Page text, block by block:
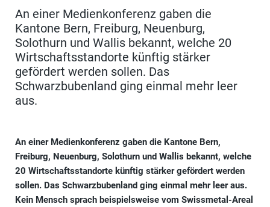
An einer Medienkonferenz gaben die
Kantone Bern, Freiburg, Neuenburg,
Solothurn und Wallis bekannt, welche 20
Wirtschaftsstandorte künftig stärker
gefördert werden sollen. Das
Schwarzbubenland ging einmal mehr leer
aus.
An einer Medienkonferenz gaben die Kantone Bern,
Freiburg, Neuenburg, Solothurn und Wallis bekannt, welche
20 Wirtschaftsstandorte künftig stärker gefördert werden
sollen. Das Schwarzbubenland ging einmal mehr leer aus.
Kein Mensch sprach beispielsweise vom Swissmetal-Areal